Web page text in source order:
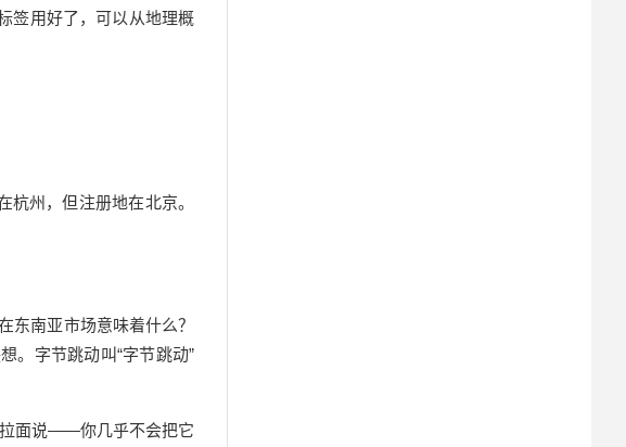
用好了，可以从地理概
州，但注册地在北京。
东南亚市场意味着什么？
。字节跳动叫“字节跳动”
拉面说——你几乎不会把它